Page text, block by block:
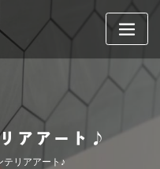
アアート♪
リアアート♪